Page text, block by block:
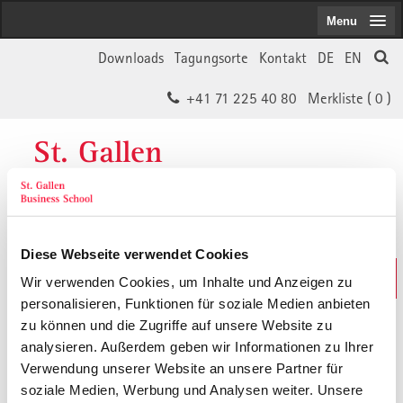
Diese Webseite verwendet Cookies
Wir verwenden Cookies, um Inhalte und Anzeigen zu
personalisieren, Funktionen für soziale Medien anbieten
zu können und die Zugriffe auf unsere Website zu
analysieren. Außerdem geben wir Informationen zu Ihrer
Verwendung unserer Website an unsere Partner für
soziale Medien, Werbung und Analysen weiter. Unsere
EN
DE
Kontakt
Tagungsorte
Downloads
Merkliste ( 0 )
+41 71 225 40 80
St. Gallen
Business School
Weiterbildungs-Suche
In 30 Sekunden das Passende finden
Menu
Der von Ihnen gesuchte Inhalt ist